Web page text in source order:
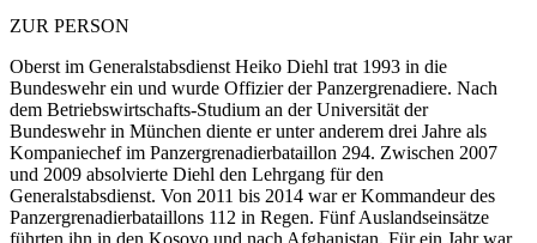
ZUR PERSON
Oberst im Generalstabsdienst Heiko Diehl trat 1993 in die
Bundeswehr ein und wurde Offizier der Panzergrenadiere. Nach
dem Betriebswirtschafts-Studium an der Universität der
Bundeswehr in München diente er unter anderem drei Jahre als
Kompaniechef im Panzergrenadierbataillon 294. Zwischen 2007
und 2009 absolvierte Diehl den Lehrgang für den
Generalstabsdienst. Von 2011 bis 2014 war er Kommandeur des
Panzergrenadierbataillons 112 in Regen. Fünf Auslandseinsätze
führten ihn in den Kosovo und nach Afghanistan. Für ein Jahr war